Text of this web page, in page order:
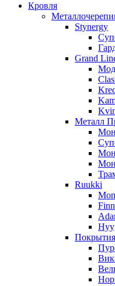
Кровля
Stynergy
Grand
Металл
Ruukki
Покрытия